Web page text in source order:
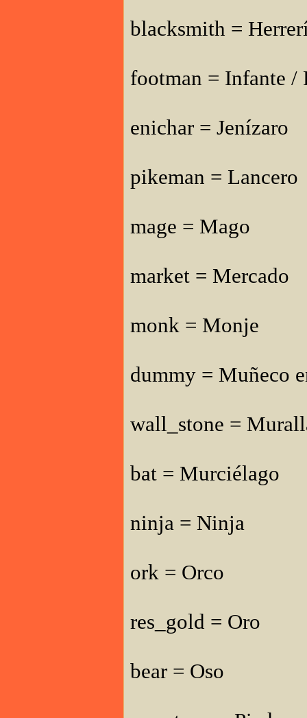
blacksmith =
footman = Infante /
enichar = Jenízaro
pikeman = Lancero
mage = Mago
market = Mercado
monk = Monje
dummy = Muñeco
wall_stone =
bat = Murciélago
ninja = Ninja
ork = Orco
res_gold = Oro
bear = Oso